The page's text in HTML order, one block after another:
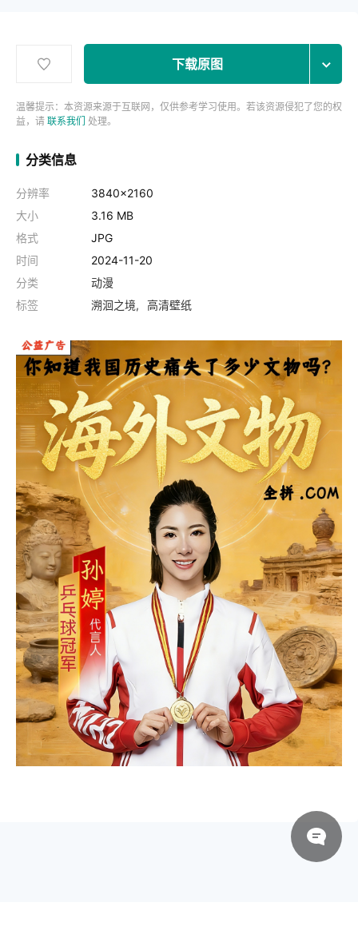
下载原图
温馨提示：本资源来源于互联网，仅供参考学习使用。若该资源侵犯了您的权
益，请 联系我们 处理。
分类信息
分辨率
3840x2160
大小
3.16 MB
格式
JPG
时间
2024-11-20
分类
动漫
标签
溯洄之境 高清壁纸